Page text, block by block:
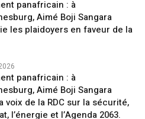
panafricain : à
Aimé Boji Sangara
les plaidoyers en faveur de la
panafricain : à
Aimé Boji Sangara
voix de la RDC sur la sécurité,
l’énergie et l’Agenda 2063.